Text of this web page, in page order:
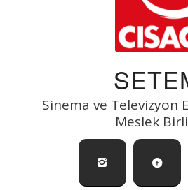
Sinema ve Televizyon
Meslek